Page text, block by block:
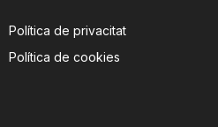
Política de privacitat
Política de cookies